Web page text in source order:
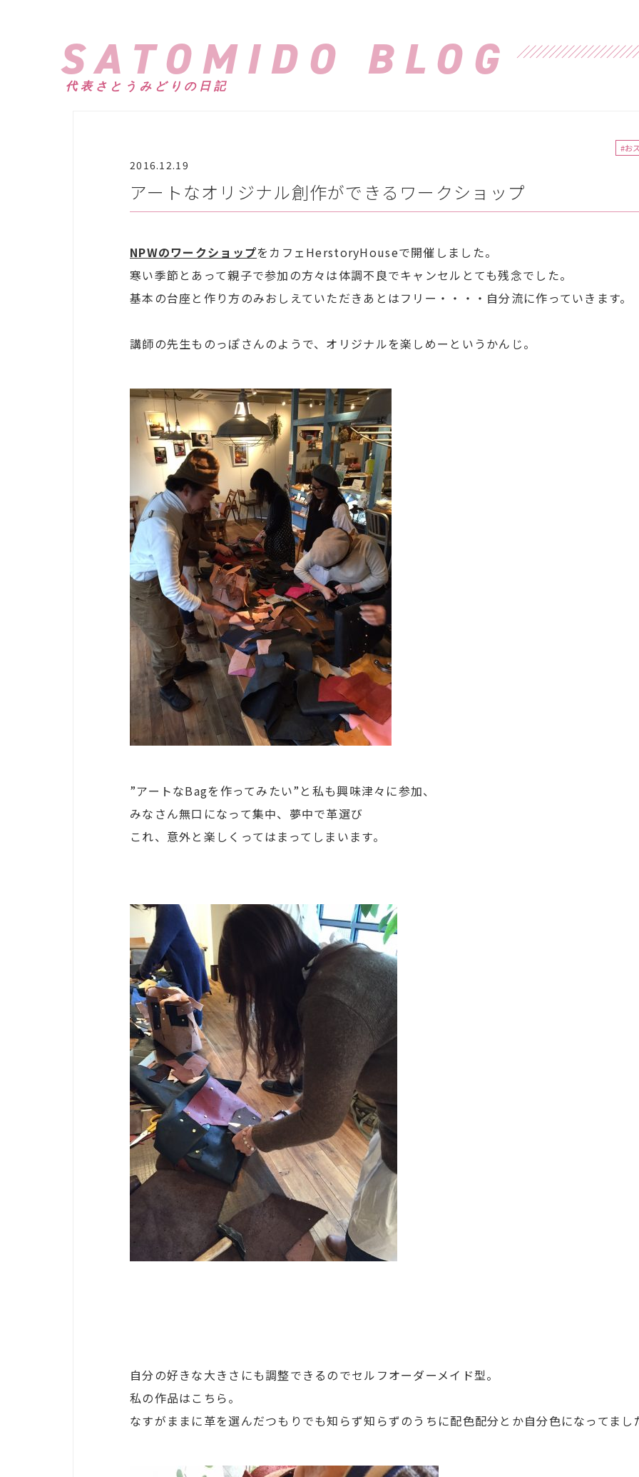
SATOMIDO BLOG
代表さとうみどりの日記
#お
2016.12.19
アートなオリジナル創作ができるワークショップ
NPWのワークショップをカフェHerstoryHouseで開催しました。
寒い季節とあって親子で参加の方々は体調不良でキャンセルとても残念でした。
基本の台座と作り方のみおしえていただきあとはフリー・・・・自分流に作っていきます。
講師の先生ものっぽさんのようで、オリジナルを楽しめーというかんじ。
”アートなBagを作ってみたい”と私も興味津々に参加、
みなさん無口になって集中、夢中で革選び
これ、意外と楽しくってはまってしまいます。
自分の好きな大きさにも調整できるのでセルフオーダーメイド型。
私の作品はこちら。
なすがままに革を選んだつもりでも知らず知らずのうちに配色配分とか自分色になってまし